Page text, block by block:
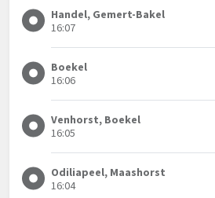
Handel, Gemert-Bakel
16:07
Boekel
16:06
Venhorst, Boekel
16:05
Odiliapeel, Maashorst
16:04